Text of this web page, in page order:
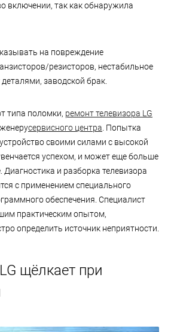
включении, так как обнаружила
на повреждение
резисторов, нестабильное
заводской брак.
типа поломки, ремонт телевизора LG
сервисного центра . Попытка
своими силами с высокой
успехом, и может еще больше
Диагностика и разборка телевизора
с применением специального
обеспечения. Специалист
практическим опытом,
определить источник неприятности.
щёлкает при